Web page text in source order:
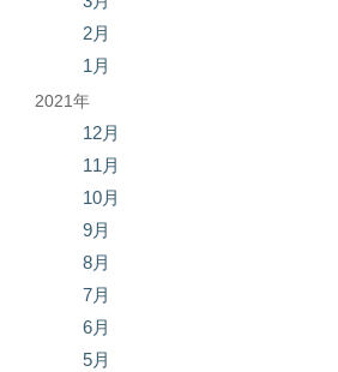
2月
1月
2021年
12月
11月
10月
9月
8月
7月
6月
5月